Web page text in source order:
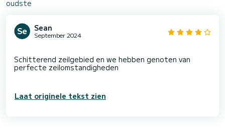
oudste
Sean
September 2024
Schitterend zeilgebied en we hebben genoten van
perfecte zeilomstandigheden
Laat originele tekst zien